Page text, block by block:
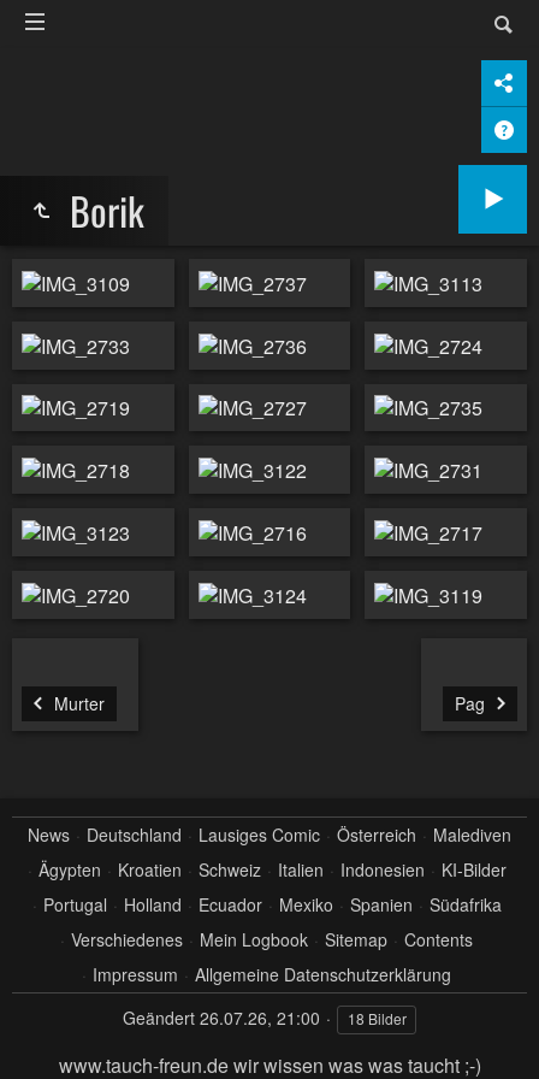
Borik
Murter Pag
News Deutschland Lausiges Comic Österreich
Malediven
Ägypten
Kroatien Schweiz Italien Indonesien
KI-Bilder
Portugal
Holland Ecuador Mexiko Spanien
Südafrika
Verschiedenes
Mein Logbook Sitemap
Contents
Impressum
Allgemeine Datenschutzerklärung
Geändert 26.07.26, 21:00 18 Bilder
www.tauch-freun.de wir wissen was was taucht ;-)